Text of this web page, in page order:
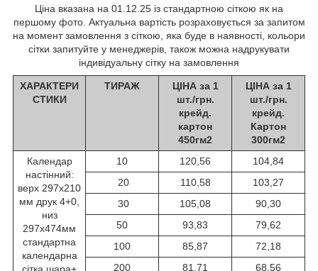
Ціна вказана на 01.12.25 із стандартною сіткою як на
першому фото. Актуальна вартість розраховується за запитом
на момент замовлення з сіткою, яка буде в наявності, кольори
сітки запитуйте у менеджерів, також можна надрукувати
індивідуальну сітку на замовлення
ХАРАКТЕРИ
СТИКИ
ТИРАЖ
ЦІНА за 1
шт./грн.
крейд.
картон
450гм2
ЦІНА за 1
шт./грн.
крейд.
Картон
300гм2
Календар
настінний:
верх 297х210
мм друк 4+0,
низ
297х474мм
стандартна
календарна
10 120,56
104,84
20
110,58
103,27
30
105,08
90,30
50
93,83
79,62
100
85,87
72,18
200
81,71 68,56